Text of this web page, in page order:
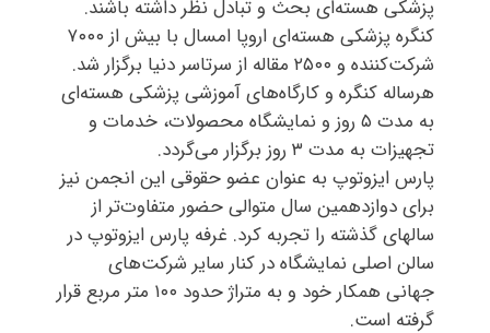
پزشکی هسته­‌ای بحث و تبادل نظر داشته باشند.
کنگره پزشکی هسته‌­ای اروپا امسال با بیش از ۷۰۰۰
شرکت­‌کننده و ۲۵۰۰ مقاله از سرتاسر دنیا برگزار شد.
هرساله کنگره و کارگاه‌­های آموزشی پزشکی هسته‌­ای
به مدت ۵ روز و نمایشگاه محصولات، خدمات و
تجهیزات به مدت ۳ روز برگزار می­‌گردد.
پارس ایزوتوپ به عنوان عضو حقوقی این انجمن نیز
برای دوازدهمین سال متوالی حضور متفاوت‌تر از
سالهای گذشته را تجربه کرد. غرفه پارس ایزوتوپ در
سالن اصلی نمایشگاه در کنار سایر شرکت‌های
جهانی همکار خود و به متراژ حدود ۱۰۰ متر مربع قرار
گرفته است.